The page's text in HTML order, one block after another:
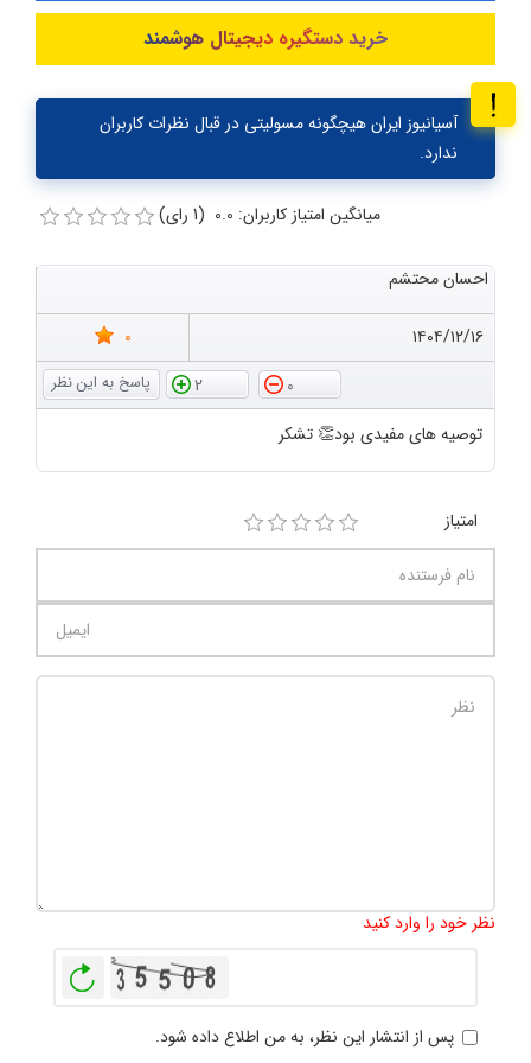
خرید دستگیره دیجیتال هوشمند
آسیانیوز ایران هیچگونه مسولیتی در قبال نظرات کاربران
ندارد.
میانگین امتیاز کاربران: 0.0 (1 رای)
احسان محتشم
۱۴۰۴/۱۲/۱۶
0
0
2
توصیه های مفیدی بود👏 تشکر
امتیاز
نظر خود را وارد کنید
پس از انتشار این نظر، به من اطلاع داده شود.